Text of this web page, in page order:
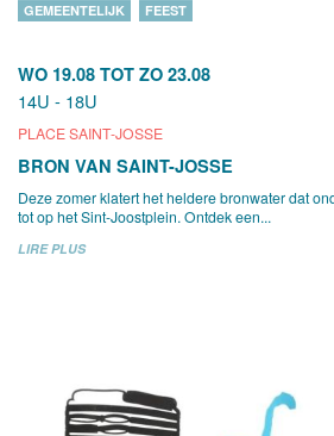
WO 19.08 TOT ZO 23.08
14U - 18U
PLACE SAINT-JOSSE
GEMEENTELIJK FEEST
BRON VAN SAINT-JOSSE
Deze zomer klatert het heldere bronwater dat
tot op het Sint-Joostplein. Ontdek een...
LIRE PLUS